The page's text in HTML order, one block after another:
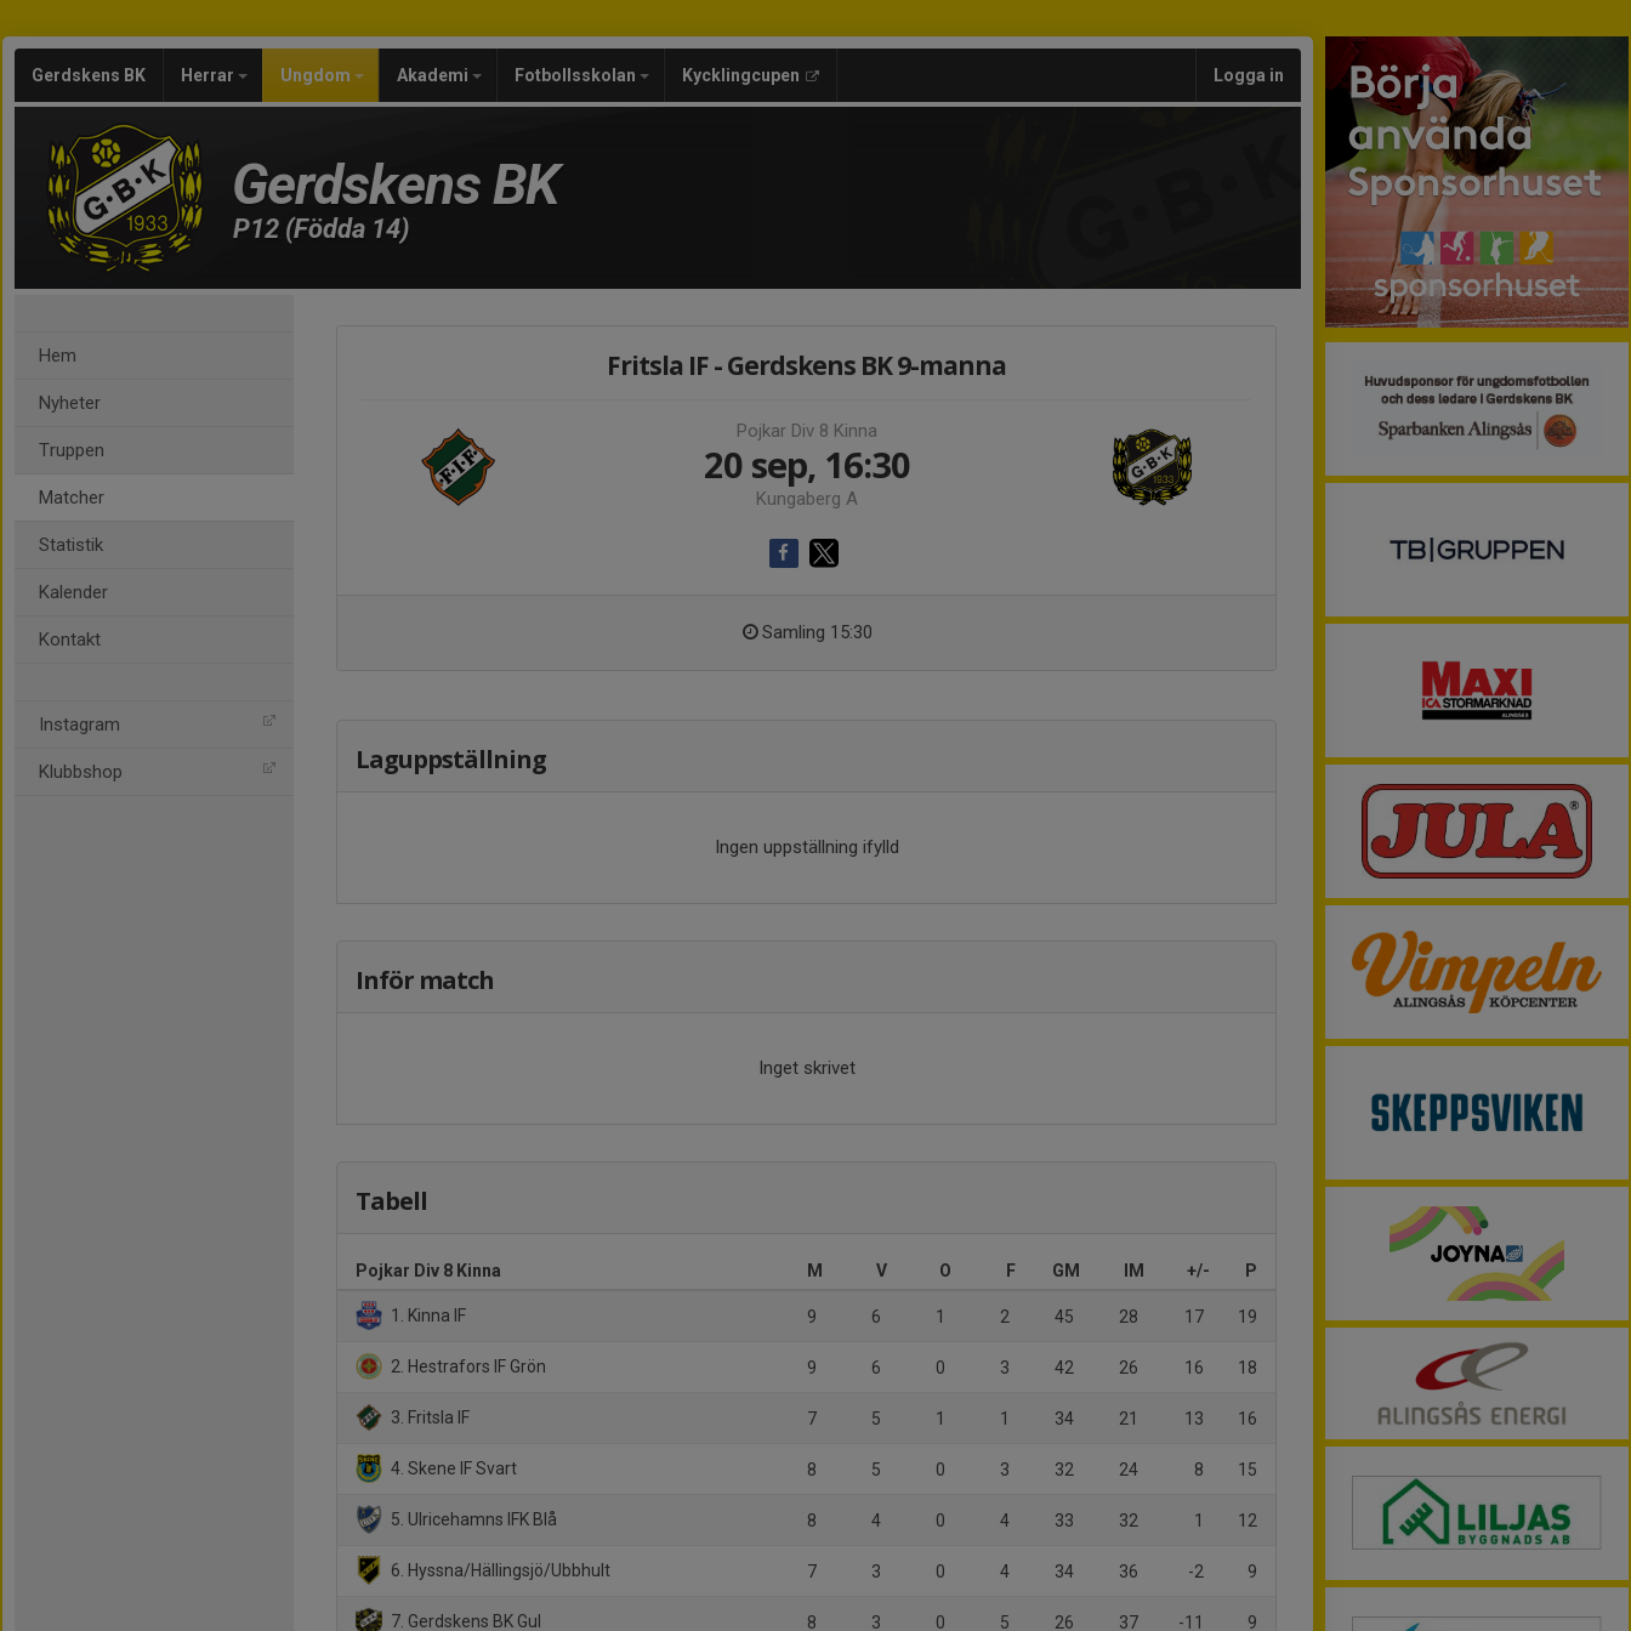
Gerdskens BK Herrar Ungdom Akademi Fotbollsskolan Kycklingcupen Logga in
Gerdskens BK
P12 (Födda 14)
Hem
Nyheter
Truppen
Matcher
Statistik
Kalender
Kontakt
Instagram
Klubbshop
Fritsla IF - Gerdskens BK 9-manna
Pojkar Div 8 Kinna
20 sep, 16:30
Kungaberg A
Samling 15:30
Laguppställning
Ingen uppställning ifylld
Inför match
Inget skrivet
Tabell
Pojkar Div 8 Kinna M V O F GM IM +/- P
1. Kinna IF 9 6 1 2 45 28 17 19
2. Hestrafors IF Grön 9 6 0 3 42 26 16 18
3. Fritsla IF 7 5 1 1 34 21 13 16
4. Skene IF Svart 8 5 0 3 32 24 8 15
5. Ulricehamns IFK Blå 8 4 0 4 33 32 1 12
6. Hyssna/Hällingsjö/Ubbhult 7 3 0 4 34 36 -2 9
7. Gerdskens BK Gul 8 3 0 5 26 37 -11 9